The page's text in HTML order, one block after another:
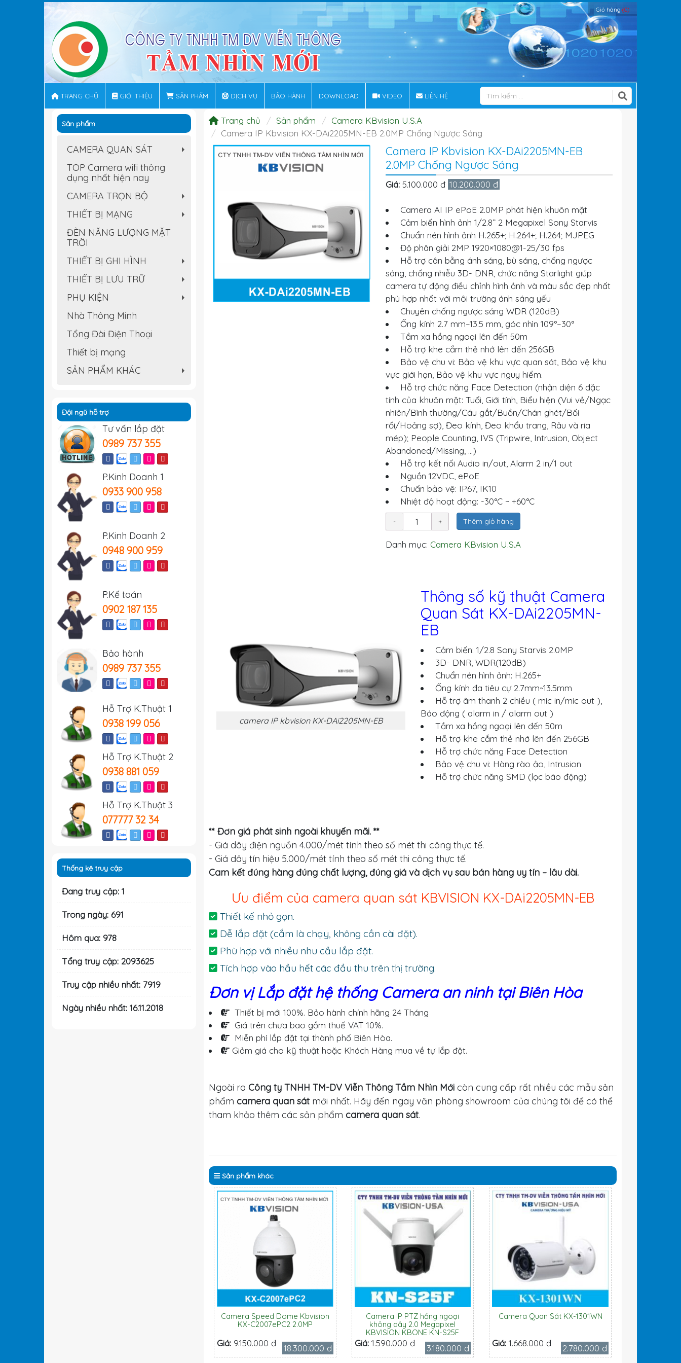
Giỏ hàng (0)
TRANG CHỦ GIỚI THIỆU SẢN PHẨM DỊCH VỤ BẢO HÀNH DOWNLOAD VIDEO LIÊN HỆ
Trang chủ Sản phẩm
Camera KBvision U.S.A
Camera IP Kbvision KX-DAi2205MN-EB 2.0MP Chống Ngược Sáng
Camera IP Kbvision KX-DAi2205MN-EB
2.0MP Chống Ngược Sáng
Giá: 5.100.000 đ 10.200.000 đ
Camera AI IP ePoE 2.0MP phát hiện khuôn mặt
Cảm biến hình ảnh 1/2.8” 2 Megapixel Sony Starvis
Chuẩn nén hình ảnh H.265+; H.264+; H.264; MJPEG
Độ phân giải 2MP 1920×1080@1-25/30 fps
Hỗ trợ cân bằng ánh sáng, bù sáng, chống ngược
sáng, chống nhiễu 3D- DNR, chức năng Starlight giúp
camera tự động điều chỉnh hình ảnh và màu sắc đẹp nhất
phù hợp nhất với môi trường ánh sáng yếu
Chuyên chống ngược sáng WDR (120dB)
Ống kính 2.7 mm–13.5 mm, góc nhìn 109°–30°
Tầm xa hồng ngoại lên đến 50m
Hỗ trợ khe cắm thẻ nhớ lên đến 256GB
Bảo vệ chu vi: Bảo vệ khu vực quan sát, Bảo vệ khu
vực giới hạn, Bảo vệ khu vực nguy hiểm.
Hỗ trợ chức năng Face Detection (nhận diện 6 đặc
tính của khuôn mặt: Tuổi, Giới tính, Biểu hiện (Vui vẻ/Ngạc
nhiên/Bình thường/Cáu gắt/Buồn/Chán ghét/Bối
rối/Hoảng sợ), Đeo kính, Đeo khẩu trang, Râu và ria
mép); People Counting, IVS (Tripwire, Intrusion, Object
Abandoned/Missing, ...)
Hỗ trợ kết nối Audio in/out, Alarm 2 in/1 out
Nguồn 12VDC, ePoE
Chuẩn bảo vệ: IP67, IK10
Nhiệt độ hoạt động: -30°C ~ +60°C
Thêm giỏ hàng
Danh mục: Camera KBvision U.S.A
camera IP kbvision KX-DAi2205MN-EB
Thông số kỹ thuật Camera
Quan Sát KX-DAi2205MN-
EB
Cảm biến: 1/2.8 Sony Starvis 2.0MP
3D- DNR, WDR(120dB)
Chuẩn nén hình ảnh: H.265+
Ống kính đa tiêu cự 2.7mm~13.5mm
Hỗ trợ âm thanh 2 chiều ( mic in/mic out ),
Báo động ( alarm in / alarm out )
Tầm xa hồng ngoại lên đến 50m
Hỗ trợ khe cắm thẻ nhớ lên đến 256GB
Hỗ trợ chức năng Face Detection
Bảo vệ chu vi: Hàng rào ảo, Intrusion
Hỗ trợ chức năng SMD (lọc báo động)
** Đơn giá phát sinh ngoài khuyến mãi. **
- Giá dây điện nguồn 4.000/mét tính theo số mét thi công thực tế.
- Giá dây tín hiệu 5.000/mét tính theo số mét thi công thực tế.
Cam kết đúng hàng đúng chất lượng, đúng giá và dịch vụ sau bán hàng uy tín – lâu dài.
Ưu điểm của camera quan sát KBVISION KX-DAi2205MN-EB
Thiết kế nhỏ gọn.
Dễ lắp đặt (cắm là chạy, không cần cài đặt).
Phù hợp với nhiều nhu cầu lắp đặt.
Tích hợp vào hầu hết các đầu thu trên thị trường.
Đơn vị Lắp đặt hệ thống Camera an ninh tại Biên Hòa
Thiết bị mới 100%. Bảo hành chính hãng 24 Tháng
Giá trên chưa bao gồm thuế VAT 10%.
Miễn phí lắp đặt tại thành phố Biên Hòa.
Giảm giá cho kỹ thuật hoặc Khách Hàng mua về tự lắp đặt.
Ngoài ra Công ty TNHH TM-DV Viễn Thông Tầm Nhìn Mới còn cung cấp rất nhiều các mẫu sản
phẩm camera quan sátmới nhất. Hãy đến ngay văn phòng showroom của chúng tôi để có thể
tham khảo thêm các sản phẩm camera quan sát.
Sản phẩm khác
Camera Speed Dome Kbvision
KX-C2007ePC2 2.0MP
Giá: 9.150.000 đ 18.300.000 đ
Camera IP PTZ hồng ngoại
không dây 2.0 Megapixel
KBVISION KBONE KN-S25F
Giá: 1.590.000 đ 3.180.000 đ
Camera Quan Sát KX-1301WN
Giá:1.668.000 đ 2.780.000 đ
Sản phẩm
CAMERA QUAN SÁT
TOP Camera wifi thông
dụng nhất hiện nay
CAMERA TRỌN BỘ
THIẾT BỊ MẠNG
ĐÈN NĂNG LƯỢNG MẶT
TRỜI
THIẾT BỊ GHI HÌNH
THIẾT BỊ LƯU TRỮ
PHỤ KIỆN
Nhà Thông Minh
Tổng Đài Điện Thoại
Thiết bị mạng
SẢN PHẨM KHÁC
Đội ngũ hỗ trợ
Tư vấn lắp đặt
0989 737 355
P.Kinh Doanh 1
0933 900 958
P.Kinh Doanh 2
0948 900 959
P.Kế toán
0902 187 135
Bảo hành
0989 737 355
Hỗ Trợ K.Thuật 1
0938 199 056
Hỗ Trợ K.Thuật 2
0938 881 059
Hỗ Trợ K.Thuật 3
077777 32 34
Thống kê truy cập
Đang truy cập: 1
Trong ngày: 691
Hôm qua: 978
Tổng truy cập: 2093625
Truy cập nhiều nhất: 7919
Ngày nhiều nhất: 16.11.2018